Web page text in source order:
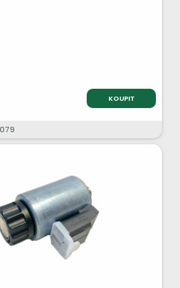
KOUPIT